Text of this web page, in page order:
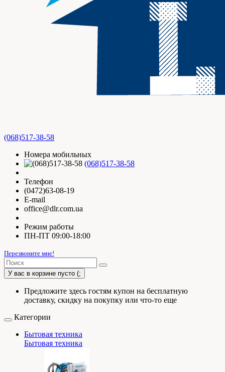
(068)517-38-58
Номера мобильных
(068)517-38-58
Телефон
(0472)63-08-19
E-mail
office@dlr.com.ua
Режим работы
ПН-ПТ 09:00-18:00
Перезвоните мне!
У вас в корзине пусто (;
Предложите здесь гостям купон на бесплатную
доставку, скидку на покупку или что-то еще
Категории
Бытовая техника
Бытовая техника